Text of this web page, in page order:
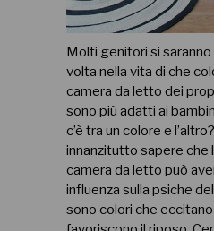
Molti genitori si
volta nella vita di che
camera da letto dei
sono più adatti ai
c’è tra un colore e
innanzitutto sapere che
camera da letto può
influenza sulla psiche
sono colori che